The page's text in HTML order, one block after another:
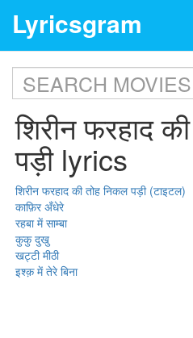
Lyricsgram
शिरीन फरहाद
पड़ी lyrics
शिरीन फरहाद की तोह निकल पड़ी (टाइटल)
काफ़िर अँधेरे
रहबा में साम्बा
कुकु दुखु
खट्टी मीठी
इश्क़ में तेरे बिना